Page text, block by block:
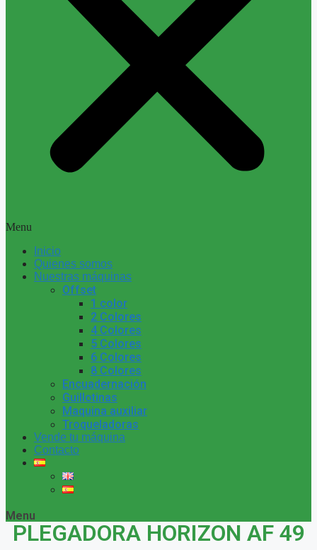
Menu
Inicio
Quienes somos
Nuestras máquinas
Offset
1 color
2 Colores
4 Colores
5 Colores
6 Colores
8 Colores
Encuadernación
Guillotinas
Maquina auxiliar
Troqueladoras
Vende tu máquina
Contacto
Menu
PLEGADORA HORIZON AF 49